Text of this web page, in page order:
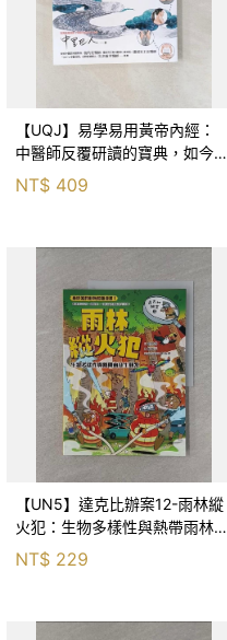
【UQJ】易學易用黃帝內經：
中醫師反覆研讀的寶典，如今一
般人也能實踐。12條經絡、365
個穴位白話詳解，經之所過，病
NT$ 409
【UN5】達克比辦案12-雨林縱
火犯：生物多樣性與熱帶雨林生
態系_柯智元
NT$ 229